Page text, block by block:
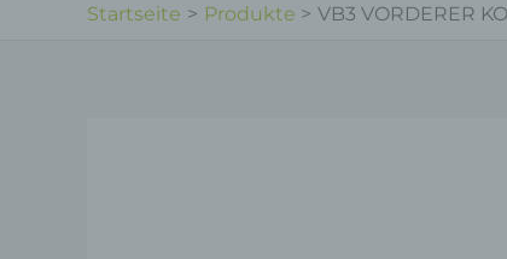
Startseite Produkte VB3 VORDERER